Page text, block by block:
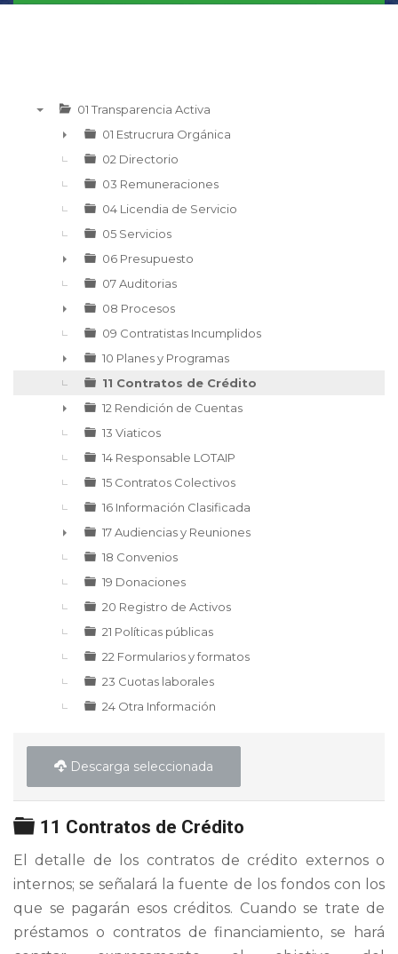
01 Transparencia Activa
►
01 Estrucrura Orgánica
02 Directorio
03 Remuneraciones
04 Licendia de Servicio
05 Servicios
►
06 Presupuesto
07 Auditorias
►
08 Procesos
09 Contratistas Incumplidos
►
10 Planes y Programas
11 Contratos de Crédito
►
12 Rendición de Cuentas
13 Viaticos
14 Responsable LOTAIP
15 Contratos Colectivos
16 Información Clasificada
►
17 Audiencias y Reuniones
18 Convenios
19 Donaciones
20 Registro de Activos
21 Políticas públicas
22 Formularios y formatos
23 Cuotas laborales
24 Otra Información
Descarga seleccionada
Carpeta
11 Contratos de Crédito
El detalle de los contratos de crédito externos o
internos; se señalará la fuente de los fondos con los
que se pagarán esos créditos. Cuando se trate de
préstamos o contratos de financiamiento, se hará